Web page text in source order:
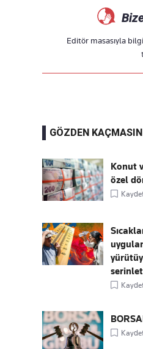
Editör masasıyla
GÖZDEN KAÇMASIN
Konut
özel